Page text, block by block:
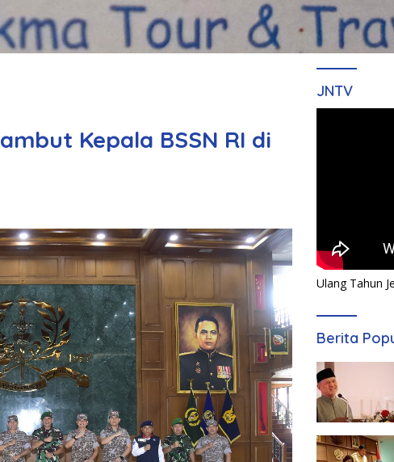
Kepala BSSN RI di
JNTV
Ulang Tahun
Berita